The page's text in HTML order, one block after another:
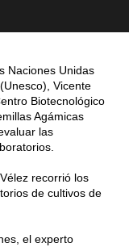
Naciones Unidas
Vicente
Biotecnológico
Agámicas
las
recorrió los
de cultivos de
el experto